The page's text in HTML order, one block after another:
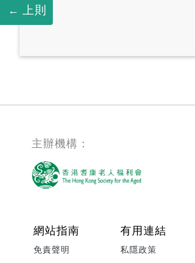
上則
主辦機構：
Footer menu
網站指南 有用連結
免責聲明 私隱政策